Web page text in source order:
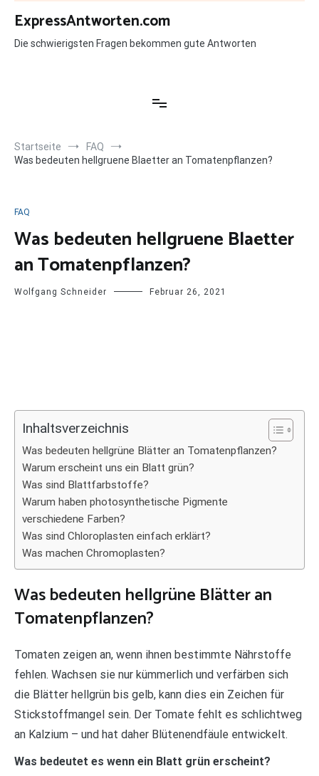
Zum
Inhalt
springen
ExpressAntworten.com
Die schwierigsten Fragen bekommen gute Antworten
Startseite
FAQ
Was bedeuten hellgruene Blaetter an Tomatenpflanzen?
FAQ
Was bedeuten hellgruene Blaetter
an Tomatenpflanzen?
Wolfgang Schneider Februar 26, 2021
Inhaltsverzeichnis
Was bedeuten hellgrüne Blätter an Tomatenpflanzen?
Warum erscheint uns ein Blatt grün?
Was sind Blattfarbstoffe?
Warum haben photosynthetische Pigmente
verschiedene Farben?
Was sind Chloroplasten einfach erklärt?
Was machen Chromoplasten?
Was bedeuten hellgrüne Blätter an
Tomatenpflanzen?
Tomaten zeigen an, wenn ihnen bestimmte Nährstoffe
fehlen. Wachsen sie nur kümmerlich und verfärben sich
die Blätter hellgrün bis gelb, kann dies ein Zeichen für
Stickstoffmangel sein. Der Tomate fehlt es schlichtweg
an Kalzium – und hat daher Blütenendfäule entwickelt.
Was bedeutet es wenn ein Blatt grün erscheint?